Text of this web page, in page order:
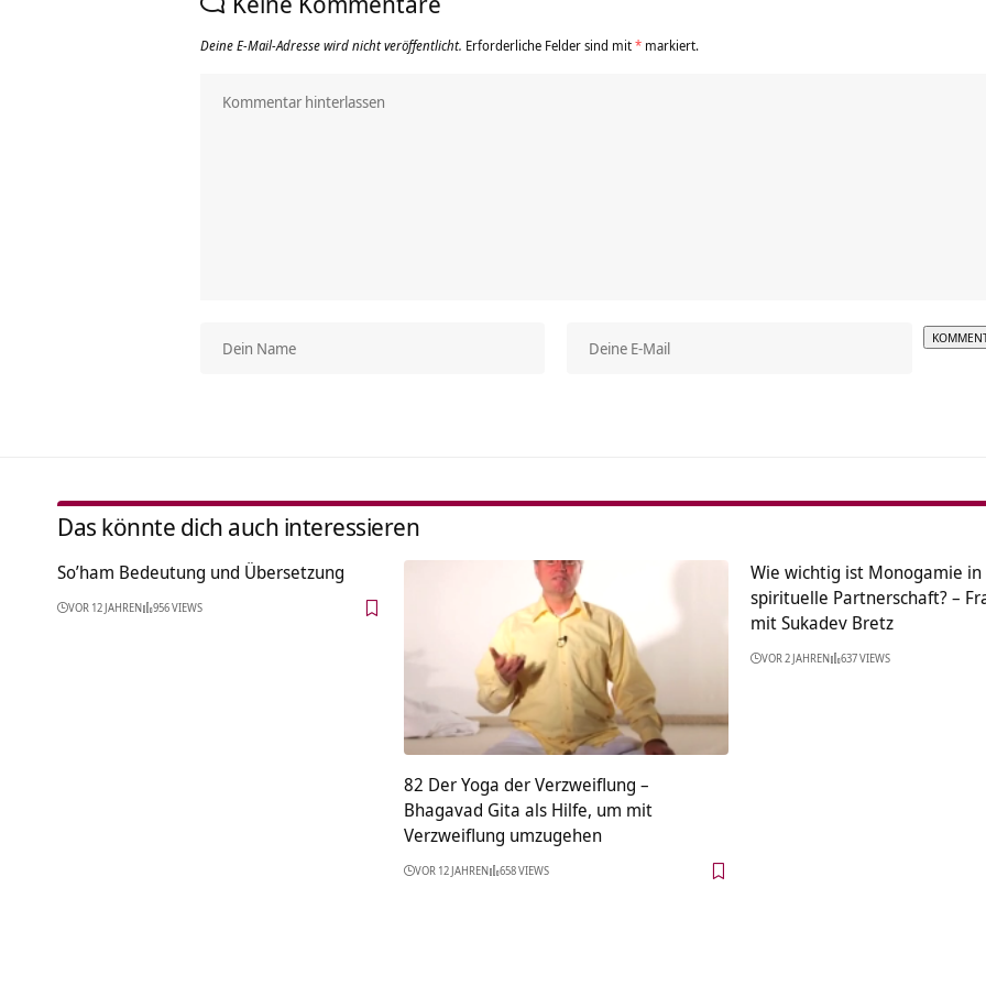
Deine E-Mail-Adresse wird nicht veröffentlicht. Erforderliche Felder sind mit* markiert.
Das könnte dich auch interessieren
So’ham Bedeutung und Übersetzung
VOR 12 JAHREN 956 VIEWS
82 Der Yoga der Verzweiflung –
Bhagavad Gita als Hilfe, um mit
Verzweiflung umzugehen
VOR 12 JAHREN 658 VIEWS
Wie wichtig ist Monogamie
spirituelle Partnerschaft? –
mit Sukadev Bretz
VOR 2 JAHREN 637 VIEWS